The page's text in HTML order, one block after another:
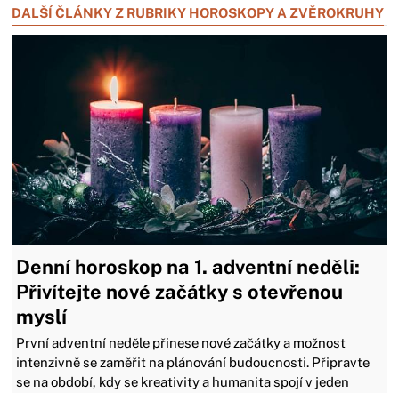
DALŠÍ ČLÁNKY Z RUBRIKY HOROSKOPY A ZVĚROKRUHY
Denní horoskop na 1. adventní neděli:
Přivítejte nové začátky s otevřenou
myslí
První adventní neděle přinese nové začátky a možnost
intenzivně se zaměřit na plánování budoucnosti. Připravte
se na období, kdy se kreativity a humanita spojí v jeden